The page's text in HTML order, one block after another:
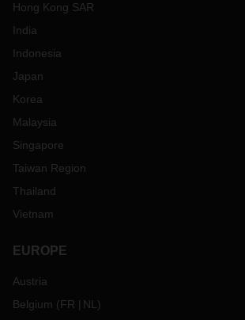
Hong Kong SAR
India
Indonesia
Japan
Korea
Malaysia
Singapore
Taiwan Region
Thailand
Vietnam
EUROPE
Austria
Belgium (FR NL )